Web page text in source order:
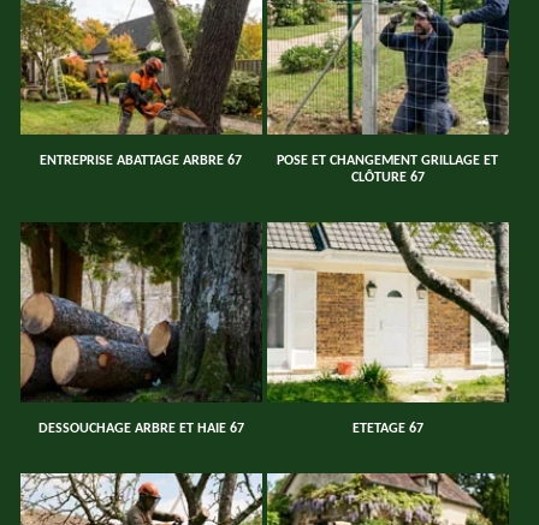
ENTREPRISE ABATTAGE ARBRE 67
POSE ET CHANGEMENT GRILLAGE ET
CLÔTURE 67
DESSOUCHAGE ARBRE ET HAIE 67 ETETAGE 67